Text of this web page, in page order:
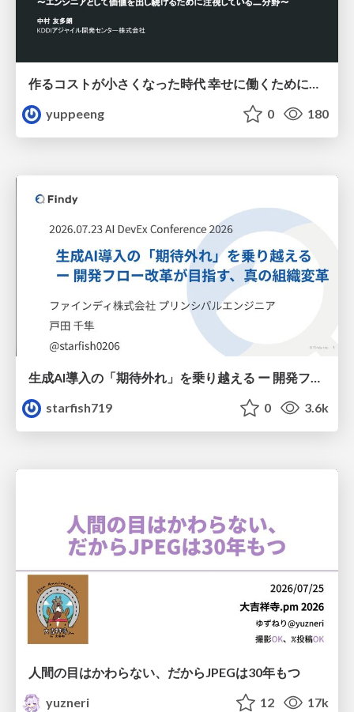
作るコストが小さくなった時代 幸せに働くために改めて考えたいこと 〜エンジニアとして価値を出し続けるために注視している二分野〜
yuppeeng
0 180
生成AI導入の「期待外れ」を乗り越える ー 開発フロー改革が目指す、真の組織変革
starfish719
0 3.6k
人間の目はかわらない、だからJPEGは30年もつ
yuzneri
12 17k